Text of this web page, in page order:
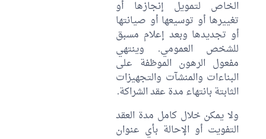
الخاص لتمويل إنجازها أو
تغييرها أو توسيعها أو صيانتها
أو تجديدها وبعد إعلام مسبق
للشخص العمومي. وينتهي
مفعول الرهون الموظفة على
البناءات والمنشآت والتجهيزات
الثابتة بانتهاء مدة عقد الشراكة.
ولا يمكن خلال كامل مدة العقد
التفويت أو الإحالة بأي عنوان